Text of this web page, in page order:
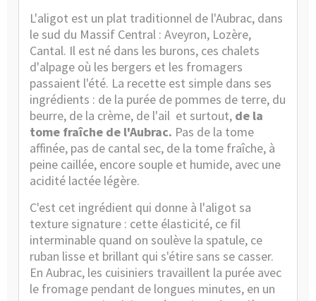
L'aligot est un plat traditionnel de l'Aubrac, dans
le sud du Massif Central : Aveyron, Lozère,
Cantal. Il est né dans les burons, ces chalets
d'alpage où les bergers et les fromagers
passaient l'été. La recette est simple dans ses
ingrédients : de la purée de pommes de terre, du
beurre, de la crème, de l'ail et surtout, de la
tome fraîche de l'Aubrac. Pas de la tome
affinée, pas de cantal sec, de la tome fraîche, à
peine caillée, encore souple et humide, avec une
acidité lactée légère.
C'est cet ingrédient qui donne à l'aligot sa
texture signature : cette élasticité, ce fil
interminable quand on soulève la spatule, ce
ruban lisse et brillant qui s'étire sans se casser.
En Aubrac, les cuisiniers travaillent la purée avec
le fromage pendant de longues minutes, en un